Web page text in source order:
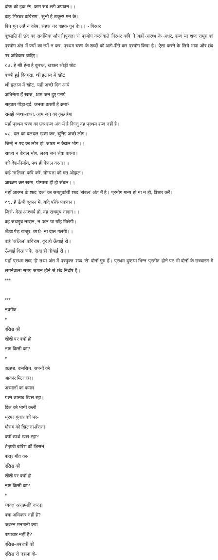
दोऊ को इक रंग, काग सब लगै अपावन।।
कह 'गिरधर कविराय', सुनो हे ठाकुर! मन के।
बिन गुन लहै न कोय, सहस नर गाहक गुन के।। - गिरधर
कुण्डलिनी छंद का सर्वाधिक और निपुणता से प्रयोग करनेवाले गिरधर कवि ने यहाँ आरम्भ के अक्षर, शब्द या शब्द समूह का
प्रयोग अंत में ज्यों का त्यों न कर, प्रथम चरण के शब्दों को आगे-पीछे कर प्रयोग किया है। ऐसा करने के लिये भाषा और छंद
पर अधिकार चाहिए।
०७. हे माँ! हेमा है कुशल, खाकर थोड़ी चोट
बच्ची हुई दिवंगता, थी इलाज में खोट
थी इलाज में खोट, यही अच्छे दिन आये
अभिनेता हैं खास, आम जन हुए पराये
सहकर पीड़ा-दर्द, जनता करती है क्षमा?
समझें व्यथा-कथा, आम जन का कुछ हेमा
यहाँ प्रथम चरण का एक शब्द अंत में है किन्तु वह प्रथम शब्द नहीं है।
०८. दल का दलदल ख़त्म कर, चुनिए अच्छे लोग।
जिन्हें न पद का लोभ हो, साध्य न केवल भोग।।
साध्य न केवल भोग, लक्ष्य जन सेवा करना।
करें देश-निर्माण, पंथ ही केवल वरना।।
कहे 'सलिल' कवि करें, योग्यता को मत ओझल।
आरक्षण कर ख़त्म, योग्यता ही हो संबल।।
यहाँ आरम्भ के शब्द 'दल' का समतुकांती शब्द 'संबल' अंत में है। प्रयोग मान्य हो या न हो, विचार करें।
०९. हैं ऊँची दूकान में, यदि फीके पकवान।
जिसे- देख आश्चर्य हो, वह सचमुच नादान।।
वह सचमुच नादान, न फल या छाँह मिलेगी।
ऊँचा पेड़ खजूर, व्यर्थ- ना दाल गलेगी।।
कहे 'सलिल' कविराय, दूर हो ऊँचाई से।
ऊँचाई दिख सके, सदा ही नीचाई से।।
यहाँ प्रथम शब्द 'है' तथा अंत में प्रयुक्त शब्द 'से' दोनों गुरु हैं। प्रथम दृष्टया भिन्न प्रतीत होने पर भी दोनों के उच्चारण में
लगनेवाला समय समान होने से छंद निर्दोष है।
***
***
नवगीत-
*
एसिड की
शीशी पर क्यों हो
नाम किसी का?
*
अल्हड, कमसिन, सपनों को
आकार मिल रहा।
अरमानों का कमल
यत्न-तालाब खिल रहा।
दिल को भायी कली
भ्रमर गुंजार करे पर-
मौसम को खिलना-हँसना
क्यों व्यर्थ खल रहा?
तेज़ाबी बारिश की जिसने
पात्र मौत का-
एसिड की
शीशी पर क्यों हो
नाम किसी का?
*
व्यक्त असहमति करना
क्या अधिकार नहीं है?
जबरन मनमानी क्या
पापाचार नहीं है?
एसिड-अपराधी को
एसिड से नहला दो-